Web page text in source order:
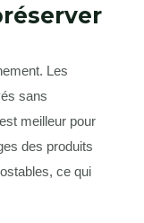
Les
sans
meilleur pour
des produits
ce qui